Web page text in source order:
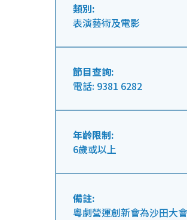
類別:
表演藝術及電影
節目查詢:
電話: 9381 6282
年齡限制:
6歲或以上
備註:
粵劇營運創新會為沙田大